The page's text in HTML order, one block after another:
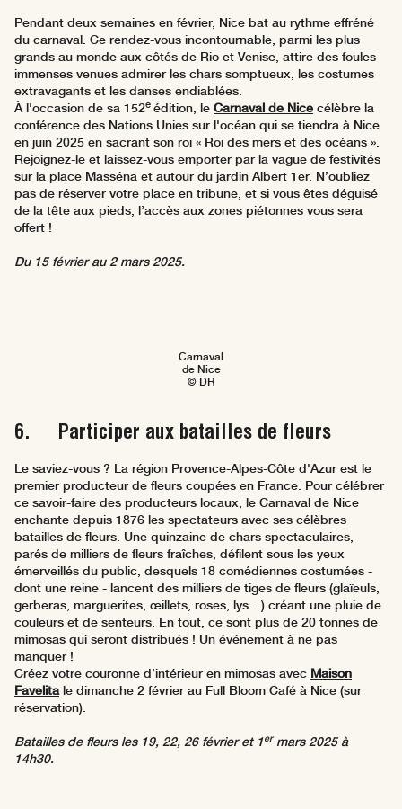
Pendant deux semaines en février, Nice bat au rythme effréné
du carnaval. Ce rendez-vous incontournable, parmi les plus
grands au monde aux côtés de Rio et Venise, attire des foules
immenses venues admirer les chars somptueux, les costumes
extravagants et les danses endiablées.
À l'occasion de sa 152e édition, le Carnaval de Nice célèbre la
conférence des Nations Unies sur l'océan qui se tiendra à Nice
en juin 2025 en sacrant son roi « Roi des mers et des océans ».
Rejoignez-le et laissez-vous emporter par la vague de festivités
sur la place Masséna et autour du jardin Albert 1er. N’oubliez
pas de réserver votre place en tribune, et si vous êtes déguisé
de la tête aux pieds, l’accès aux zones piétonnes vous sera
offert !
Du 15 février au 2 mars 2025.
Carnaval
de Nice
© DR
6. Participer aux batailles de fleurs
Le saviez-vous ? La région Provence-Alpes-Côte d'Azur est le
premier producteur de fleurs coupées en France. Pour célébrer
ce savoir-faire des producteurs locaux, le Carnaval de Nice
enchante depuis 1876 les spectateurs avec ses célèbres
batailles de fleurs. Une quinzaine de chars spectaculaires,
parés de milliers de fleurs fraîches, défilent sous les yeux
émerveillés du public, desquels 18 comédiennes costumées -
dont une reine - lancent des milliers de tiges de fleurs (glaïeuls,
gerberas, marguerites, œillets, roses, lys…) créant une pluie de
couleurs et de senteurs. En tout, ce sont plus de 20 tonnes de
mimosas qui seront distribués ! Un événement à ne pas
manquer !
Créez votre couronne d’intérieur en mimosas avec Maison
Favelitale dimanche 2 février au Full Bloom Café à Nice (sur
réservation).
Batailles de fleurs les 19, 22, 26 février et 1ermars 2025 à
14h30.